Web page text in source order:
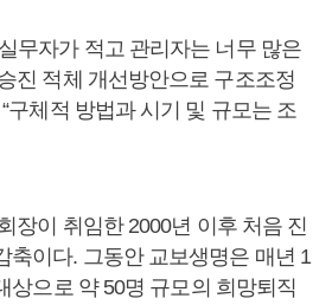
무자가 적고 관리자는 너무 많은
진 적체 개선방안으로 구조조정
구체적 방법과 시기 및 규모는 조
장이 취임한 2000년 이후 처음 진
축이다. 그동안 교보생명은 매년 1
상으로 약 50명 규모의 희망퇴직